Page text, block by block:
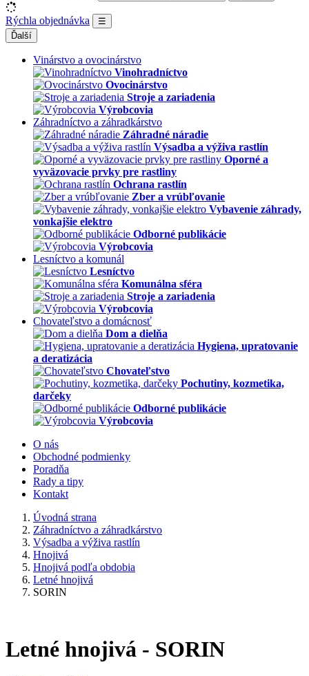
Rýchla objednávka
☰
Ďalší
Vinárstvo a ovocinárstvo
Vinohradníctvo
Ovocinárstvo
Stroje a zariadenia
Výrobcovia
Záhradníctvo a záhradkárstvo
Záhradné náradie
Výsadba a výživa rastlín
Oporné a
vyväzovacie prvky pre rastliny
Ochrana rastlín
Zber a vrúbľovanie
Vybavenie záhrady,
vonkajšie elektro
Odborné publikácie
Výrobcovia
Lesníctvo a komunál
Lesníctvo
Komunálna sféra
Stroje a zariadenia
Výrobcovia
Chovateľstvo a domácnosť
Dom a dielňa
Hygiena, upratovanie
a deratizácia
Chovateľstvo
Pochutiny, kozmetika,
darčeky
Odborné publikácie
Výrobcovia
O nás
Obchodné podmienky
Poradňa
Rady a tipy
Kontakt
Úvodná strana
Záhradníctvo a záhradkárstvo
Výsadba a výživa rastlín
Hnojivá
Hnojivá podľa obdobia
Letné hnojivá
SORIN
Letné hnojivá - SORIN